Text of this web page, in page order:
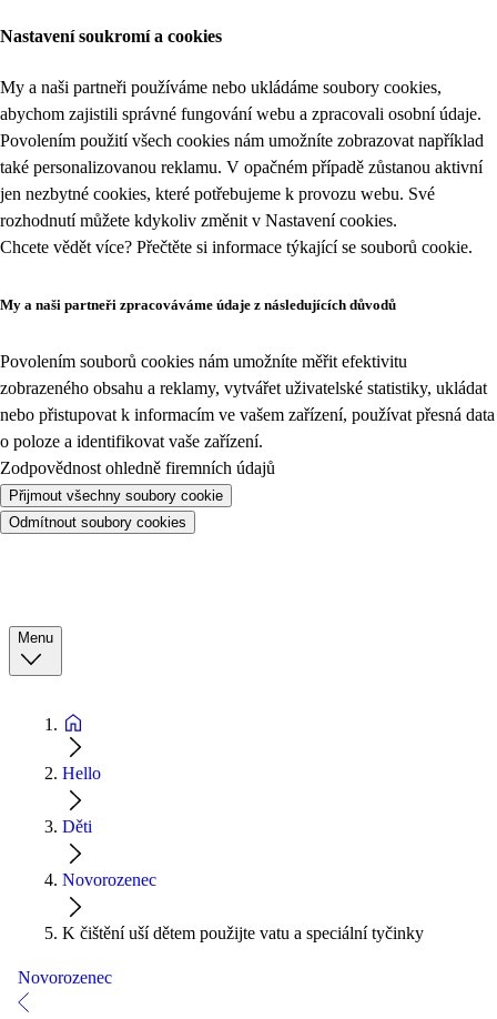
Nastavení soukromí a cookies
My a naši partneři používáme nebo ukládáme soubory cookies,
abychom zajistili správné fungování webu a zpracovali osobní údaje.
Povolením použití všech cookies nám umožníte zobrazovat například
také personalizovanou reklamu. V opačném případě zůstanou aktivní
jen nezbytné cookies, které potřebujeme k provozu webu. Své
rozhodnutí můžete kdykoliv změnit v Nastavení cookies.
Chcete vědět více? Přečtěte si informace týkající se souborů cookie.
My a naši partneři zpracováváme údaje z následujících důvodů
Povolením souborů cookies nám umožníte měřit efektivitu
zobrazeného obsahu a reklamy, vytvářet uživatelské statistiky, ukládat
nebo přistupovat k informacím ve vašem zařízení, používat přesná data
o poloze a identifikovat vaše zařízení.
Zodpovědnost ohledně firemních údajů
Přijmout všechny soubory cookie
Odmítnout soubory cookies
Menu
Hello
Děti
Novorozenec
K čištění uší dětem použijte vatu a speciální tyčinky
Novorozenec